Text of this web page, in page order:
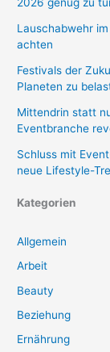
Lauschabwehr
achten
Festivals der
Planeten zu
Mittendrin statt
Eventbranche
Schluss mit
neue Lifestyle-
Kategorien
Allgemein
Arbeit
Beauty
Beziehung
Ernährung